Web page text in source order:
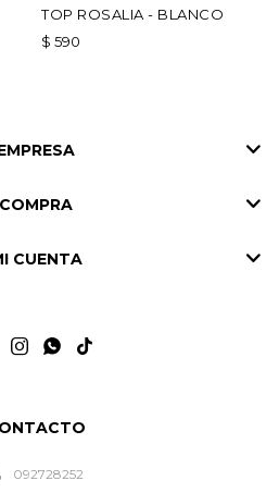
TOP ROSALIA - BLANCO
$ 590
092728252
COMPRA
CUENTA
  